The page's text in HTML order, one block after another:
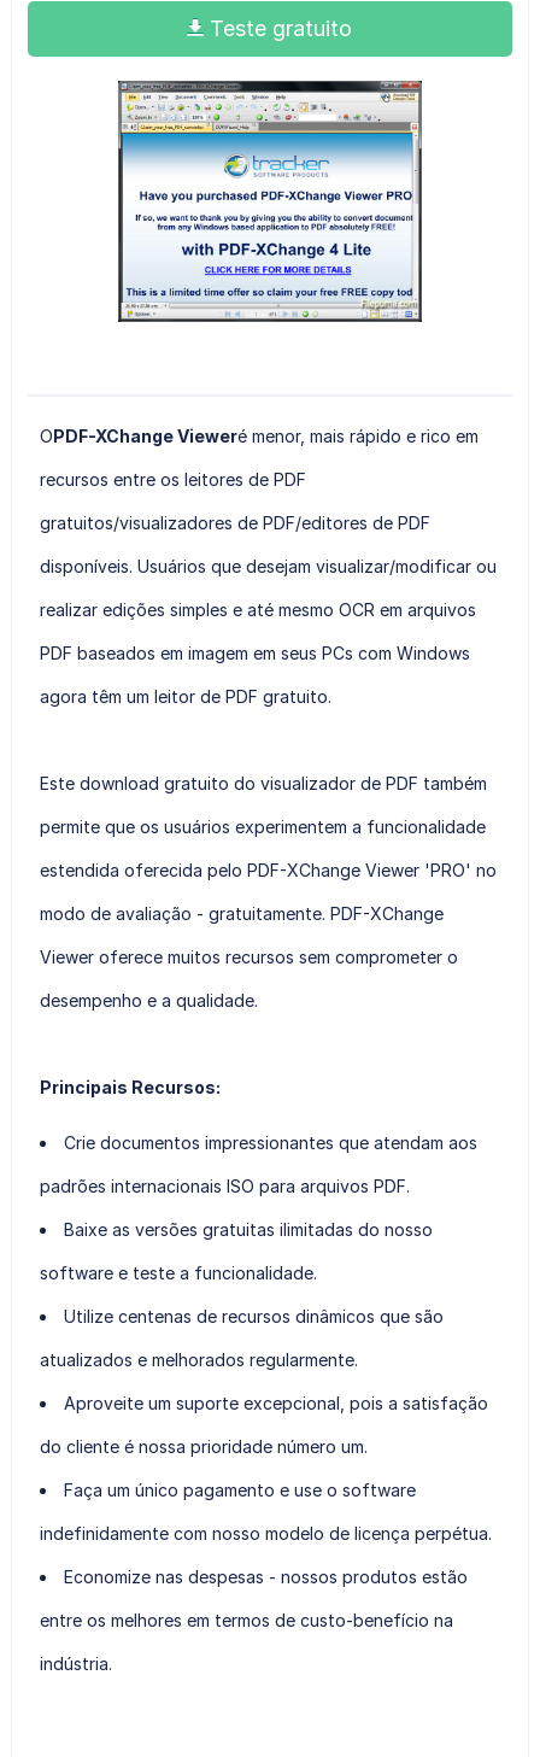
Teste gratuito
OPDF-XChange Vieweré menor, mais rápido e rico em
recursos entre os leitores de PDF
gratuitos/visualizadores de PDF/editores de PDF
disponíveis. Usuários que desejam visualizar/modificar ou
realizar edições simples e até mesmo OCR em arquivos
PDF baseados em imagem em seus PCs com Windows
agora têm um leitor de PDF gratuito.
Este download gratuito do visualizador de PDF também
permite que os usuários experimentem a funcionalidade
estendida oferecida pelo PDF-XChange Viewer 'PRO' no
modo de avaliação - gratuitamente. PDF-XChange
Viewer oferece muitos recursos sem comprometer o
desempenho e a qualidade.
Principais Recursos:
Crie documentos impressionantes que atendam aos
padrões internacionais ISO para arquivos PDF.
Baixe as versões gratuitas ilimitadas do nosso
software e teste a funcionalidade.
Utilize centenas de recursos dinâmicos que são
atualizados e melhorados regularmente.
Aproveite um suporte excepcional, pois a satisfação
do cliente é nossa prioridade número um.
Faça um único pagamento e use o software
indefinidamente com nosso modelo de licença perpétua.
Economize nas despesas - nossos produtos estão
entre os melhores em termos de custo-benefício na
indústria.